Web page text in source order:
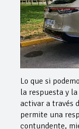
Lo que si
la respuesta y
activar a través
permite una
contundente,